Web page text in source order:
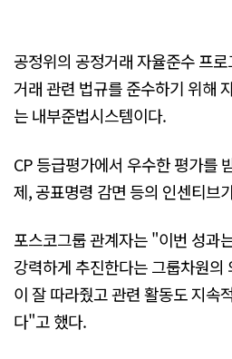
공정위의 공정거래 자율준수 프
거래 관련 법규를 준수하기 위해
는 내부준법시스템이다.
CP 등급평가에서 우수한 평가를
제, 공표명령 감면 등의 인센티브
포스코그룹 관계자는 "이번 성과
강력하게 추진한다는 그룹차원의
이 잘 따라줬고 관련 활동도 지속
다"고 했다.